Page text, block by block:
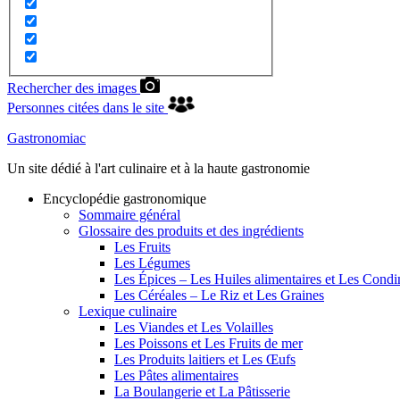
Rechercher des images
Personnes citées dans le site
Gastronomiac
Un site dédié à l'art culinaire et à la haute gastronomie
Encyclopédie gastronomique
Sommaire général
Glossaire des produits et des ingrédients
Les Fruits
Les Légumes
Les Épices – Les Huiles alimentaires et Les
Les Céréales – Le Riz et Les Graines
Lexique culinaire
Les Viandes et Les Volailles
Les Poissons et Les Fruits de mer
Les Produits laitiers et Les Œufs
Les Pâtes alimentaires
La Boulangerie et La Pâtisserie